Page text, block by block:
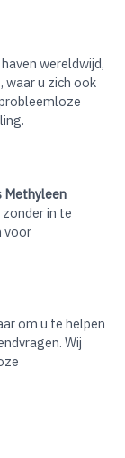
wereldwijd,
waar u zich ook
Methyleen
in te
voor
om u te helpen
Wij